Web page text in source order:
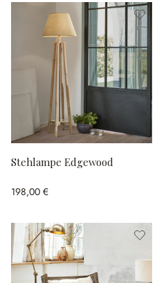
Stehlampe Edgewood
198,00 €